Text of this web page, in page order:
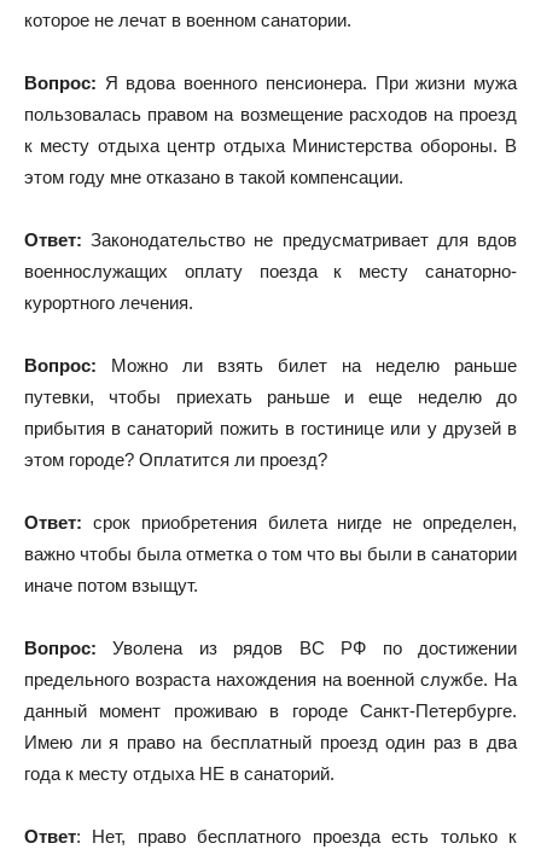
которое не лечат в военном санатории.
Вопрос: Я вдова военного пенсионера. При жизни мужа
пользовалась правом на возмещение расходов на проезд
к месту отдыха центр отдыха Министерства обороны. В
этом году мне отказано в такой компенсации.
Ответ: Законодательство не предусматривает для вдов
военнослужащих оплату поезда к месту санаторно-
курортного лечения.
Вопрос: Можно ли взять билет на неделю раньше
путевки, чтобы приехать раньше и еще неделю до
прибытия в санаторий пожить в гостинице или у друзей в
этом городе? Оплатится ли проезд?
Ответ: срок приобретения билета нигде не определен,
важно чтобы была отметка о том что вы были в санатории
иначе потом взыщут.
Вопрос: Уволена из рядов ВС РФ по достижении
предельного возраста нахождения на военной службе. На
данный момент проживаю в городе Санкт-Петербурге.
Имею ли я право на бесплатный проезд один раз в два
года к месту отдыха НЕ в санаторий.
Ответ: Нет, право бесплатного проезда есть только к